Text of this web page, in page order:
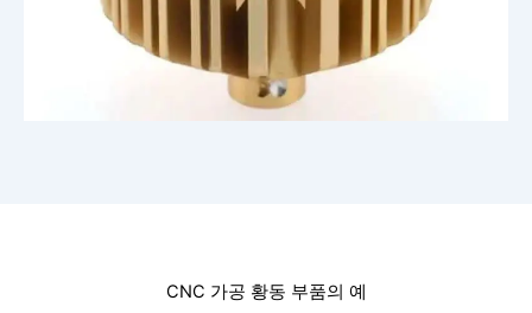
CNC 가공 황동 부품의 예